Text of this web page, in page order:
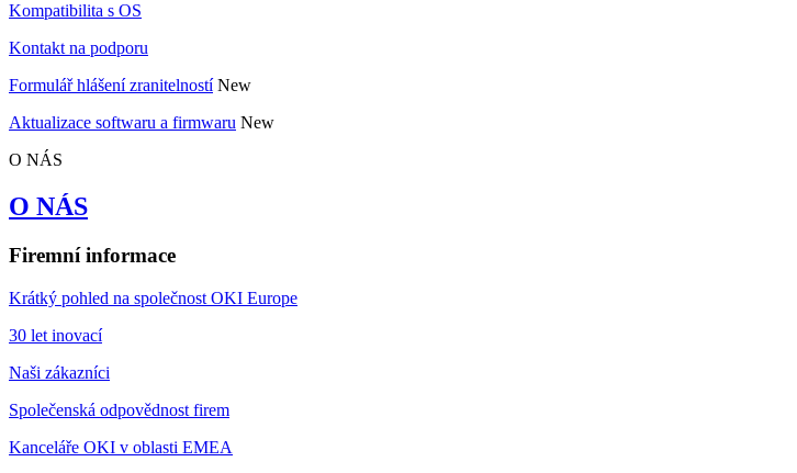
Kompatibilita s OS
Kontakt na podporu
Formulář hlášení zranitelností New
Aktualizace softwaru a firmwaru New
O NÁS
O NÁS
Firemní informace
Krátký pohled na společnost OKI Europe
30 let inovací
Naši zákazníci
Společenská odpovědnost firem
Kanceláře OKI v oblasti EMEA